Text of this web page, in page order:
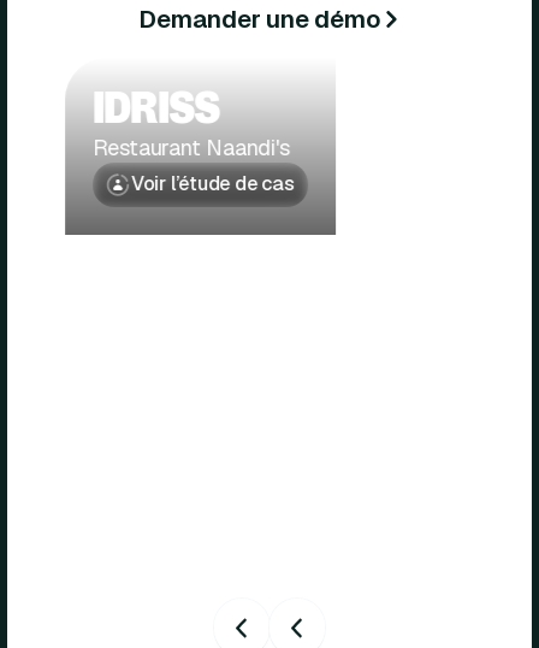
Demander une démo
IDRISS
Restaurant Naandi's
Voir l’étude de cas